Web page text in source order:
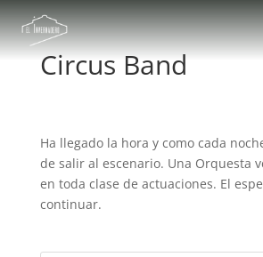
Circus Band
Ha llegado la hora y como cada
de salir al escenario. Una Orquesta
en toda clase de actuaciones. El
continuar.